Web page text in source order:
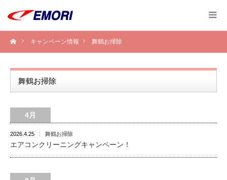
キャンペーン情報 舞鶴お掃除
舞鶴お掃除
4月
2026.4.25 舞鶴お掃除
エアコンクリーニングキャンペーン！